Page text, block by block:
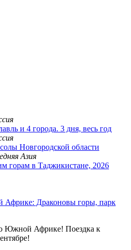
и 4 города. 3 дня, весь год
Новгородской области
Азия
горам в Таджикистане, 2026
Драконовы горы, парк
Южной Африке! Поездка к